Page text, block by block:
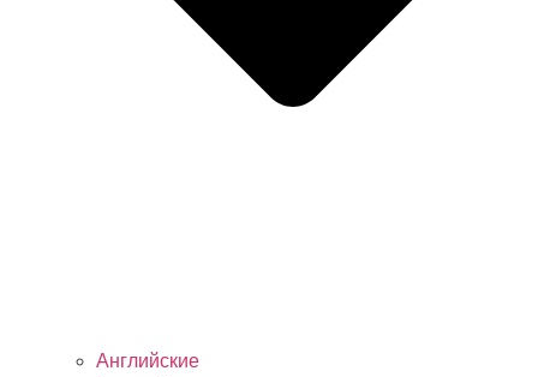
Английские